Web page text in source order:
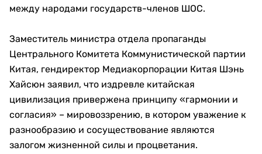
между народами государств-членов ШОС.
Заместитель министра отдела пропаганды
Центрального Комитета Коммунистической партии
Китая, гендиректор Медиакорпорации Китая Шэнь
Хайсюн заявил, что издревле китайская
цивилизация привержена принципу «гармонии и
согласия» – мировоззрению, в котором уважение к
разнообразию и сосуществование являются
залогом жизненной силы и процветания.